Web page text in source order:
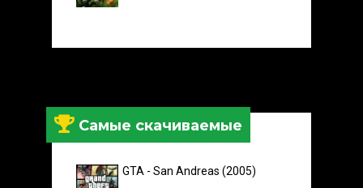
Самые скачиваемые
GTA - San Andreas (2005)